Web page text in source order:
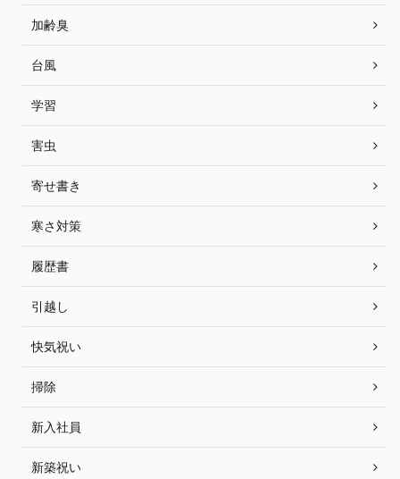
加齢臭
台風
学習
害虫
寄せ書き
寒さ対策
履歴書
引越し
快気祝い
掃除
新入社員
新築祝い